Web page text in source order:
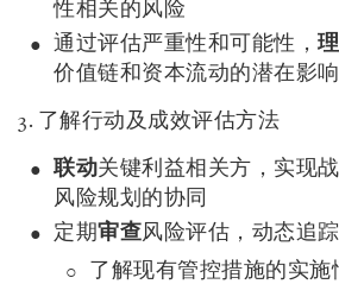
性相关的风险
通过评估严重性和可能性，
价值链和资本流动的潜在影响
3. 了解行动及成效评估方法
联动关键利益相关方，实现
风险规划的协同
定期审查风险评估，动态追
了解现有管控措施的实施